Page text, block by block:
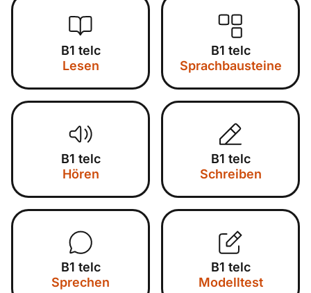
B1 telc
Lesen
B1 telc
Sprachbausteine
B1 telc
Hören
B1 telc
Schreiben
B1 telc
Sprechen
B1 telc
Modelltest